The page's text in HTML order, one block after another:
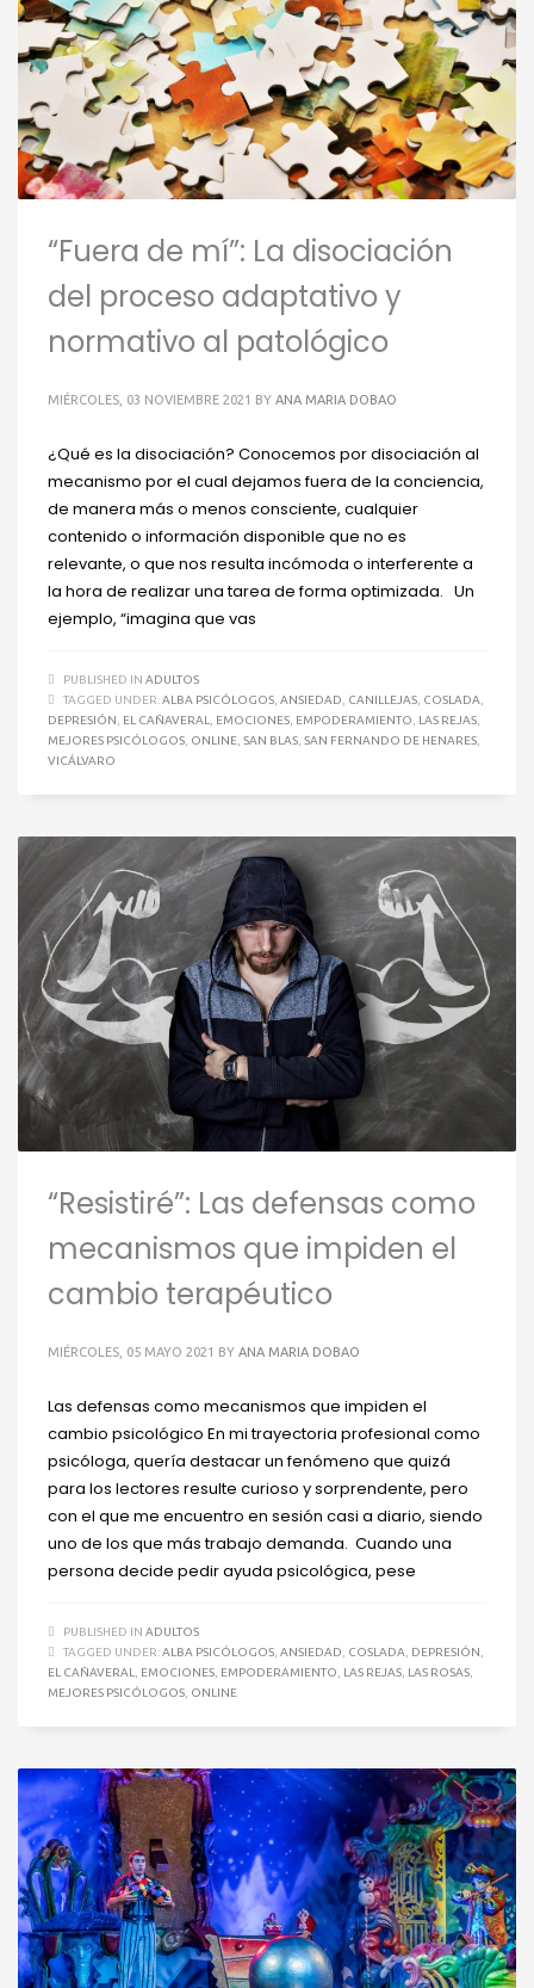
“Fuera de mí”: La disociación
del proceso adaptativo y
normativo al patológico
MIÉRCOLES, 03 NOVIEMBRE 2021 BY ANA MARIA DOBAO
¿Qué es la disociación? Conocemos por disociación al
mecanismo por el cual dejamos fuera de la conciencia,
de manera más o menos consciente, cualquier
contenido o información disponible que no es
relevante, o que nos resulta incómoda o interferente a
la hora de realizar una tarea de forma optimizada. Un
ejemplo, “imagina que vas
PUBLISHED IN ADULTOS
TAGGED UNDER:ALBA PSICÓLOGOS ANSIEDAD CANILLEJAS COSLADA
DEPRESIÓN
EL CAÑAVERAL EMOCIONES EMPODERAMIENTO LAS REJAS
MEJORES PSICÓLOGOS ONLINE SAN BLAS SAN FERNANDO DE HENARES
VICÁLVARO
“Resistiré”: Las defensas como
mecanismos que impiden el
cambio terapéutico
MIÉRCOLES, 05 MAYO 2021 BY ANA MARIA DOBAO
Las defensas como mecanismos que impiden el
cambio psicológico En mi trayectoria profesional como
psicóloga, quería destacar un fenómeno que quizá
para los lectores resulte curioso y sorprendente, pero
con el que me encuentro en sesión casi a diario, siendo
uno de los que más trabajo demanda. Cuando una
persona decide pedir ayuda psicológica, pese
PUBLISHED IN ADULTOS
TAGGED UNDER:ALBA PSICÓLOGOS, ANSIEDAD, COSLADA, DEPRESIÓN,
EL CAÑAVERAL, EMOCIONES, EMPODERAMIENTO, LAS REJAS, LAS ROSAS,
MEJORES PSICÓLOGOS, ONLINE